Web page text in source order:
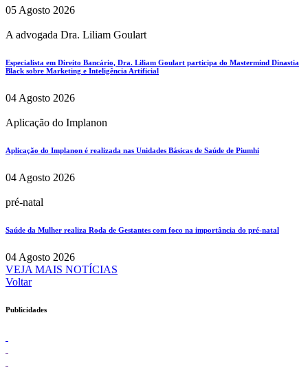
05 Agosto 2026
A advogada Dra. Liliam Goulart
Especialista em Direito Bancário, Dra. Liliam Goulart participa do Mastermind Dinastia
Black sobre Marketing e Inteligência Artificial
04 Agosto 2026
Aplicação do Implanon
Aplicação do Implanon é realizada nas Unidades Básicas de Saúde de Piumhi
04 Agosto 2026
pré-natal
Saúde da Mulher realiza Roda de Gestantes com foco na importância do pré-natal
04 Agosto 2026
VEJA MAIS NOTÍCIAS
Voltar
Publicidades